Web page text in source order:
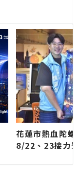
花蓮市熱血陀螺
8/22、23接力